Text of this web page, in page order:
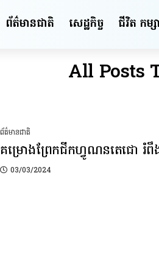
ព័ត៌មានជាតិ សេដ្ឋកិច្ច ជីវិត កម្ស
All Posts
ព័ត៌មានជាតិ
គម្រោងព្រែកជីកហ្វូណនតេជោ រំពឹ
03/03/2024